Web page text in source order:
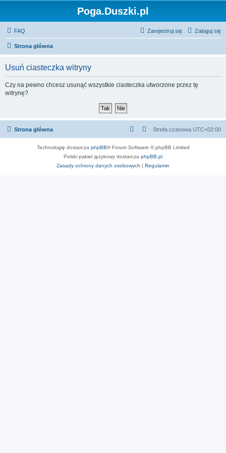
Poga.Duszki.pl
FAQ Zaloguj się
Zarejestruj się
Strona główna
Usuń ciasteczka witryny
Czy na pewno chcesz usunąć wszystkie ciasteczka utworzone przez tę
witrynę?
Strona główna Strefa czasowa UTC+02:00
Technologię dostarcza phpBB® Forum Software © phpBB Limited
Polski pakiet językowy dostarcza phpBB.pl
Zasady ochrony danych osobowych | Regulamin